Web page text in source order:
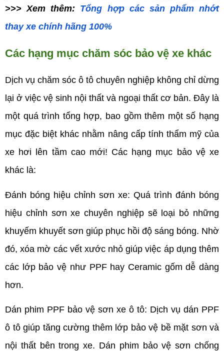
>>> Xem thêm: Tổng hợp các sản phẩm nhớt
thay xe chính hãng 100%
Các hạng mục chăm sóc bảo vệ xe khác
Dịch vụ chăm sóc ô tô chuyên nghiệp không chỉ dừng
lại ở việc vệ sinh nội thất và ngoại thất cơ bản. Đây là
một quá trình tổng hợp, bao gồm thêm một số hạng
mục đặc biệt khác nhằm nâng cấp tính thẩm mỹ của
xe hơi lên tầm cao mới! Các hạng mục bảo vệ xe
khác là:
Đánh bóng hiệu chỉnh sơn xe: Quá trình đánh bóng
hiệu chỉnh sơn xe chuyên nghiệp sẽ loại bỏ những
khuyếm khuyết sơn giúp phục hồi độ sáng bóng. Nhờ
đó, xóa mờ các vết xước nhỏ giúp việc áp dụng thêm
các lớp bảo vệ như PPF hay Ceramic gốm dễ dàng
hơn.
Dán phim PPF bảo vệ sơn xe ô tô: Dịch vụ dán PPF
ô tô giúp tăng cường thêm lớp bảo vệ bề mặt sơn và
nội thất bên trong xe. Dán phim bảo vệ sơn chống